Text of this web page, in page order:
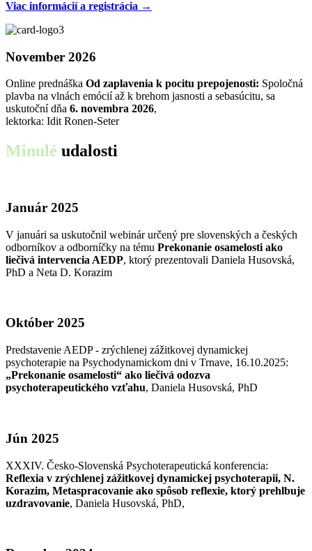
Viac informácií a registrácia →
November 2026
Online prednáška Od zaplavenia k pocitu prepojenosti: Spoločná
plavba na vlnách emócií až k brehom jasnosti a sebasúcitu, sa
uskutoční dňa 6. novembra 2026,
lektorka: Idit Ronen-Seter
Minulé udalosti
Január 2025
V januári sa uskutočnil webinár určený pre slovenských a českých
odborníkov a odborníčky na tému Prekonanie osamelosti ako
liečivá intervencia AEDP, ktorý prezentovali Daniela Husovská,
PhD a Neta D. Korazim
Október 2025
Predstavenie AEDP - zrýchlenej zážitkovej dynamickej
psychoterapie na Psychodynamickom dni v Trnave, 16.10.2025:
„Prekonanie osamelosti“ ako liečivá odozva
psychoterapeutického vzťahu, Daniela Husovská, PhD
Jún 2025
XXXIV. Česko-Slovenská Psychoterapeutická konferencia:
Reflexia v zrýchlenej zážitkovej dynamickej psychoterapii, N.
Korazim, Metaspracovanie ako spôsob reflexie, ktorý prehlbuje
uzdravovanie, Daniela Husovská, PhD,